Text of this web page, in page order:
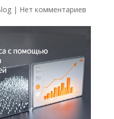
| Нет комментариев